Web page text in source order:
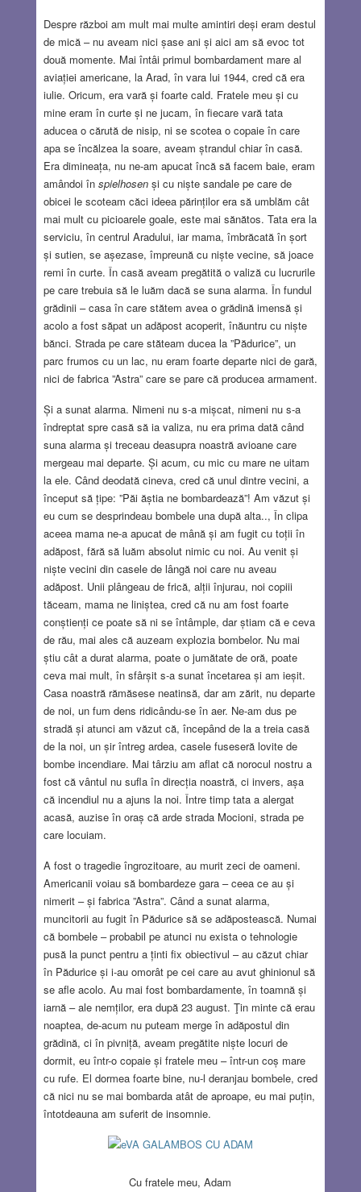
Despre război am mult mai multe amintiri deși eram destul
de mică – nu aveam nici șase ani și aici am să evoc tot
două momente. Mai întâi primul bombardament mare al
aviației americane, la Arad, în vara lui 1944, cred că era
iulie. Oricum, era vară și foarte cald. Fratele meu și cu
mine eram în curte și ne jucam, în fiecare vară tata
aducea o cărută de nisip, ni se scotea o copaie în care
apa se încălzea la soare, aveam ștrandul chiar în casă.
Era dimineața, nu ne-am apucat încă să facem baie, eram
amândoi înspielhosenși cu niște sandale pe care de
obicei le scoteam căci ideea părinților era să umblăm cât
mai mult cu picioarele goale, este mai sănătos. Tata era la
serviciu, în centrul Aradului, iar mama, îmbrăcată în șort
și sutien, se așezase, împreună cu niște vecine, să joace
remi în curte. În casă aveam pregătită o valiză cu lucrurile
pe care trebuia să le luăm dacă se suna alarma. În fundul
grădinii – casa în care stătem avea o grădină imensă și
acolo a fost săpat un adăpost acoperit, înăuntru cu niște
bănci. Strada pe care stăteam ducea la ”Pădurice”, un
parc frumos cu un lac, nu eram foarte departe nici de gară,
nici de fabrica ”Astra” care se pare că producea armament.
Și a sunat alarma. Nimeni nu s-a mișcat, nimeni nu s-a
îndreptat spre casă să ia valiza, nu era prima dată când
suna alarma și treceau deasupra noastră avioane care
mergeau mai departe. Și acum, cu mic cu mare ne uitam
la ele. Când deodată cineva, cred că unul dintre vecini, a
început să țipe: ”Păi ăștia ne bombardează”! Am văzut și
eu cum se desprindeau bombele una după alta.., În clipa
aceea mama ne-a apucat de mână și am fugit cu toții în
adăpost, fără să luăm absolut nimic cu noi. Au venit și
niște vecini din casele de lângă noi care nu aveau
adăpost. Unii plângeau de frică, alții înjurau, noi copiii
tăceam, mama ne liniștea, cred că nu am fost foarte
conștienți ce poate să ni se întâmple, dar știam că e ceva
de rău, mai ales că auzeam explozia bombelor. Nu mai
știu cât a durat alarma, poate o jumătate de oră, poate
ceva mai mult, în sfârșit s-a sunat încetarea și am ieșit.
Casa noastră rămăsese neatinsă, dar am zărit, nu departe
de noi, un fum dens ridicându-se în aer. Ne-am dus pe
stradă și atunci am văzut că, începând de la a treia casă
de la noi, un șir întreg ardea, casele fuseseră lovite de
bombe incendiare. Mai târziu am aflat că norocul nostru a
fost că vântul nu sufla în direcția noastră, ci invers, așa
că incendiul nu a ajuns la noi. Între timp tata a alergat
acasă, auzise în oraș că arde strada Mocioni, strada pe
care locuiam.
A fost o tragedie îngrozitoare, au murit zeci de oameni.
Americanii voiau să bombardeze gara – ceea ce au și
nimerit – și fabrica ”Astra”. Când a sunat alarma,
muncitorii au fugit în Pădurice să se adăpostească. Numai
că bombele – probabil pe atunci nu exista o tehnologie
pusă la punct pentru a ținti fix obiectivul – au căzut chiar
în Pădurice și i-au omorât pe cei care au avut ghinionul să
se afle acolo. Au mai fost bombardamente, în toamnă și
iarnă – ale nemților, era după 23 august. Ţin minte că erau
noaptea, de-acum nu puteam merge în adăpostul din
grădină, ci în pivniță, aveam pregătite niște locuri de
dormit, eu într-o copaie și fratele meu – într-un coș mare
cu rufe. El dormea foarte bine, nu-l deranjau bombele, cred
că nici nu se mai bombarda atât de aproape, eu mai puțin,
întotdeauna am suferit de insomnie.
Cu fratele meu, Adam